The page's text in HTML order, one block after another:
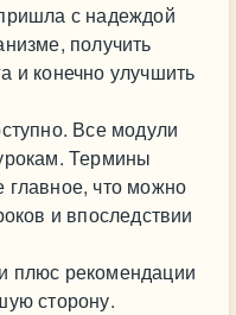
с надеждой
получить
и конечно улучшить
Все модули
Термины
главное, что можно
и впоследствии
плюс рекомендации
сторону.